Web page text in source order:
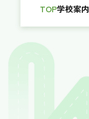
TOP学校案内